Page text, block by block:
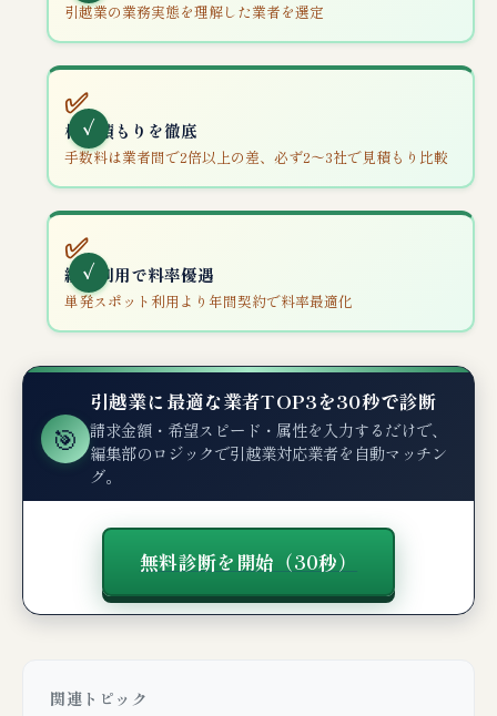
引越業の業務実態を理解した業者を選定
✅
相見積もりを徹底
手数料は業者間で2倍以上の差、必ず2〜3社で見積もり比較
✅
継続利用で料率優遇
単発スポット利用より年間契約で料率最適化
🎯
引越業に最適な業者TOP3を30秒で診断
請求金額・希望スピード・属性を入力するだけで、
編集部のロジックで引越業対応業者を自動マッチン
グ。
無料診断を開始（30秒）
関連トピック